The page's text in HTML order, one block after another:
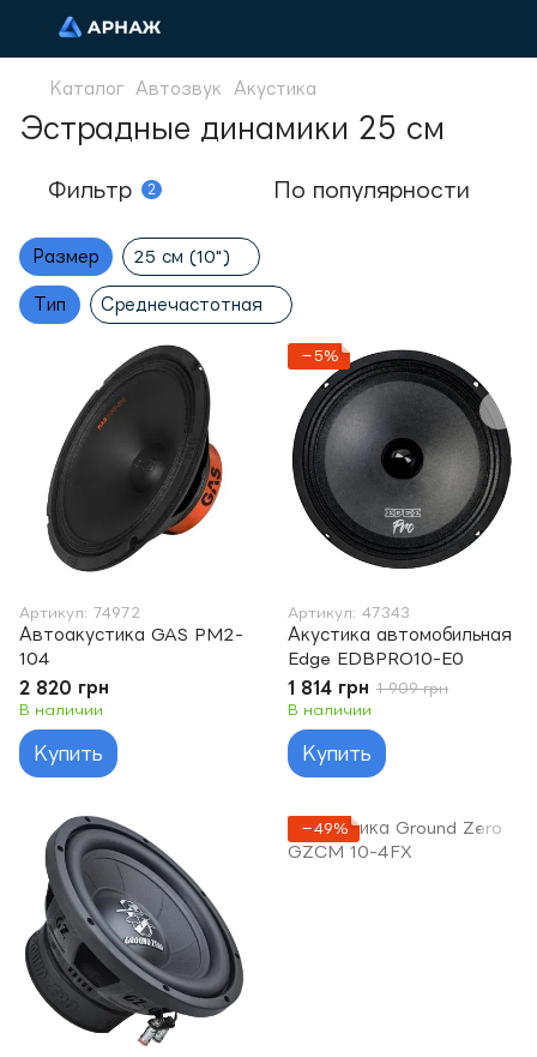
Каталог Автозвук Акустика
Эстрадные динамики 25 см
Фильтр 2 По популярности
Размер 25 см (10")
Тип Среднечастотная
Артикул: 74972
Автоакустика GAS PM2-
104
2 820 грн
В наличии
Купить
−5%
Артикул: 47343
Акустика автомобильная
Edge EDBPRO10-E0
1 814 грн 1 909 грн
В наличии
Купить
−49%